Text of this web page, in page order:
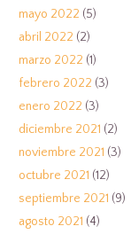
mayo 2022 (5)
abril 2022 (2)
marzo 2022 (1)
febrero 2022 (3)
enero 2022 (3)
diciembre 2021 (2)
noviembre 2021 (3)
octubre 2021 (12)
septiembre 2021 (9)
agosto 2021 (4)